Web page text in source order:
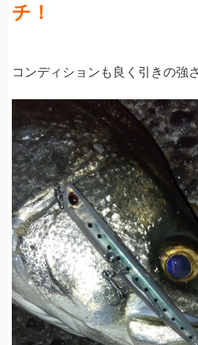
チ！
コンディションも良く引きの強